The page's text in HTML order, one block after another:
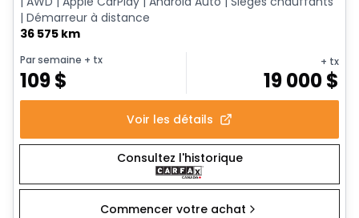
| Démarreur à distance
36 575 km
Par semaine + tx
109$
+ tx
19 000$
Voir les détails
Consultez l'historique
Commencer votre achat